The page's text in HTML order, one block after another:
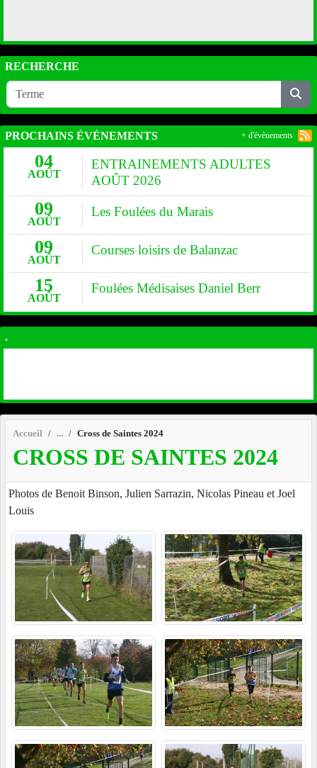
Accueil Cross de Saintes 2024
CROSS DE SAINTES 2024
Photos de Benoit Binson, Julien Sarrazin, Nicolas Pineau et Joel
Louis
RECHERCHE
PROCHAINS ÉVÉNEMENTS
04
AOÛT
ENTRAINEMENTS ADULTES
AOÛT 2026
09
AOÛT
Les Foulées du Marais
09
AOÛT
Courses loisirs de Balanzac
15
AOÛT
Foulées Médisaises Daniel Berr
+ d'évènements
.